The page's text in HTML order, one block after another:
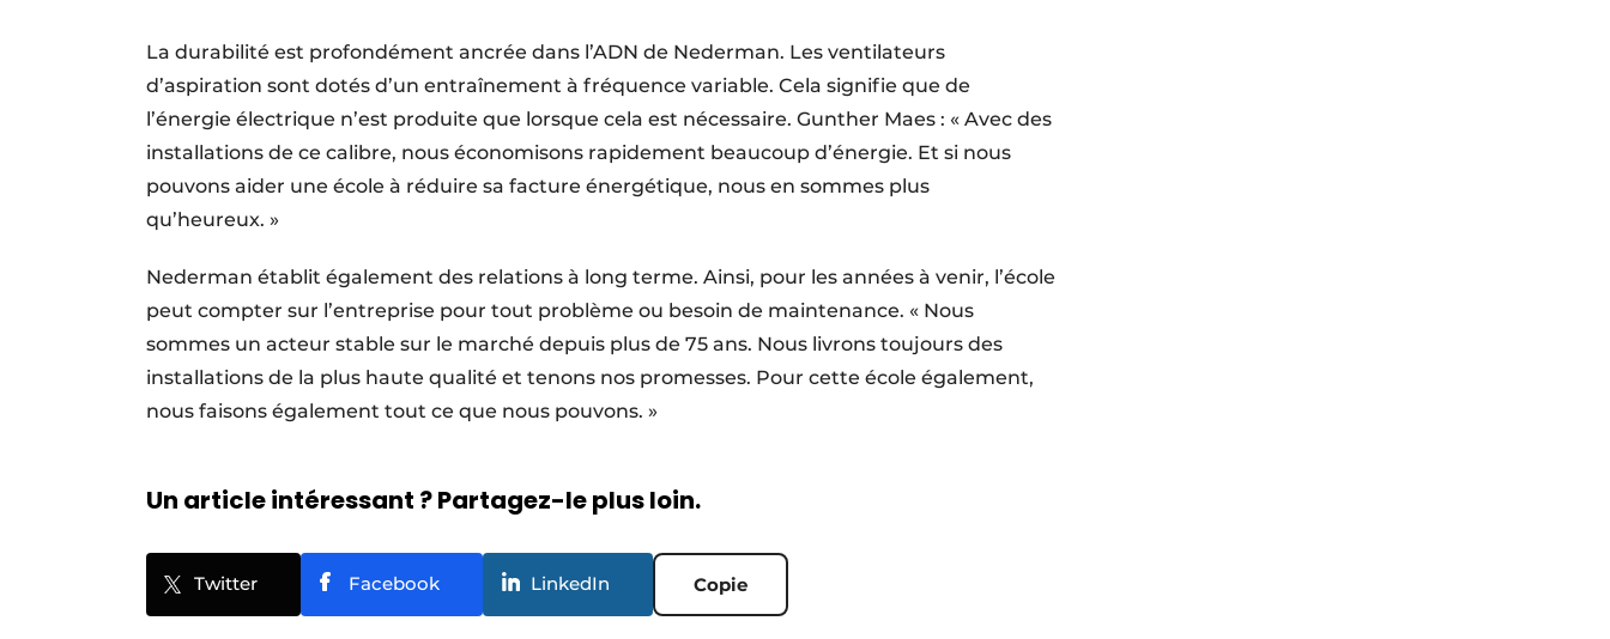
La durabilité est profondément ancrée dans l’ADN de Nederman. Les ventilateurs
d’aspiration sont dotés d’un entraînement à fréquence variable. Cela signifie que de
l’énergie électrique n’est produite que lorsque cela est nécessaire. Gunther Maes : « Avec des
installations de ce calibre, nous économisons rapidement beaucoup d’énergie. Et si nous
pouvons aider une école à réduire sa facture énergétique, nous en sommes plus
qu’heureux. »
Nederman établit également des relations à long terme. Ainsi, pour les années à venir, l’école
peut compter sur l’entreprise pour tout problème ou besoin de maintenance. « Nous
sommes un acteur stable sur le marché depuis plus de 75 ans. Nous livrons toujours des
installations de la plus haute qualité et tenons nos promesses. Pour cette école également,
nous faisons également tout ce que nous pouvons. »
Un article intéressant ? Partagez-le plus loin.
Twitter Facebook LinkedIn Copie